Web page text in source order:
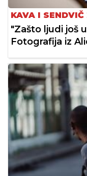
KAVA I
"Zašto ljudi još
Fotografija iz